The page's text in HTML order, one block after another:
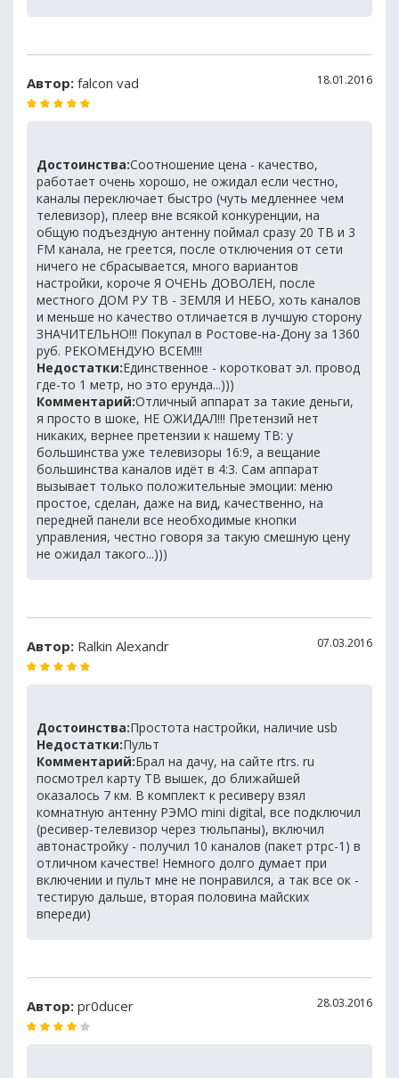
Автор: falcon vad 18.01.2016
Достоинства:Соотношение цена - качество,
работает очень хорошо, не ожидал если честно,
каналы переключает быстро (чуть медленнее чем
телевизор), плеер вне всякой конкуренции, на
общую подъездную антенну поймал сразу 20 ТВ и 3
FM канала, не греется, после отключения от сети
ничего не сбрасывается, много вариантов
настройки, короче Я ОЧЕНЬ ДОВОЛЕН, после
местного ДОМ РУ ТВ - ЗЕМЛЯ И НЕБО, хоть каналов
и меньше но качество отличается в лучшую сторону
ЗНАЧИТЕЛЬНО!!! Покупал в Ростове-на-Дону за 1360
руб. РЕКОМЕНДУЮ ВСЕМ!!!
Недостатки:Единственное - коротковат эл. провод
где-то 1 метр, но это ерунда...)))
Комментарий:Отличный аппарат за такие деньги,
я просто в шоке, НЕ ОЖИДАЛ!!! Претензий нет
никаких, вернее претензии к нашему ТВ: у
большинства уже телевизоры 16:9, а вещание
большинства каналов идёт в 4:3. Сам аппарат
вызывает только положительные эмоции: меню
простое, сделан, даже на вид, качественно, на
передней панели все необходимые кнопки
управления, честно говоря за такую смешную цену
не ожидал такого...)))
Автор: Ralkin Alexandr 07.03.2016
Достоинства:Простота настройки, наличие usb
Недостатки:Пульт
Комментарий:Брал на дачу, на сайте rtrs. ru
посмотрел карту ТВ вышек, до ближайшей
оказалось 7 км. В комплект к ресиверу взял
комнатную антенну РЭМО mini digital, все подключил
(ресивер-телевизор через тюльпаны), включил
автонастройку - получил 10 каналов (пакет ртрс-1) в
отличном качестве! Немного долго думает при
включении и пульт мне не понравился, а так все ок -
тестирую дальше, вторая половина майских
впереди)
Автор: pr0ducer 28.03.2016